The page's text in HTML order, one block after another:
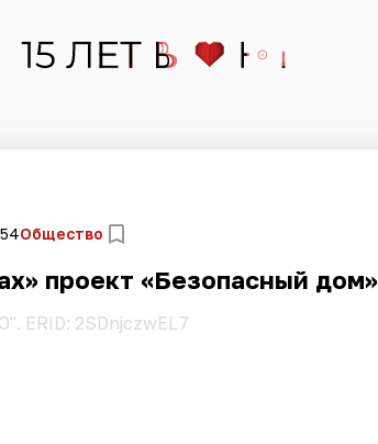
Общество
проект «Безопасный дом»
ERID: 2SDnjczwEL7